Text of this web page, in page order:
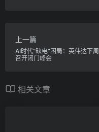
上一篇
AI时代“缺电”困局：英伟达下周
召开闭门峰会
相关文章